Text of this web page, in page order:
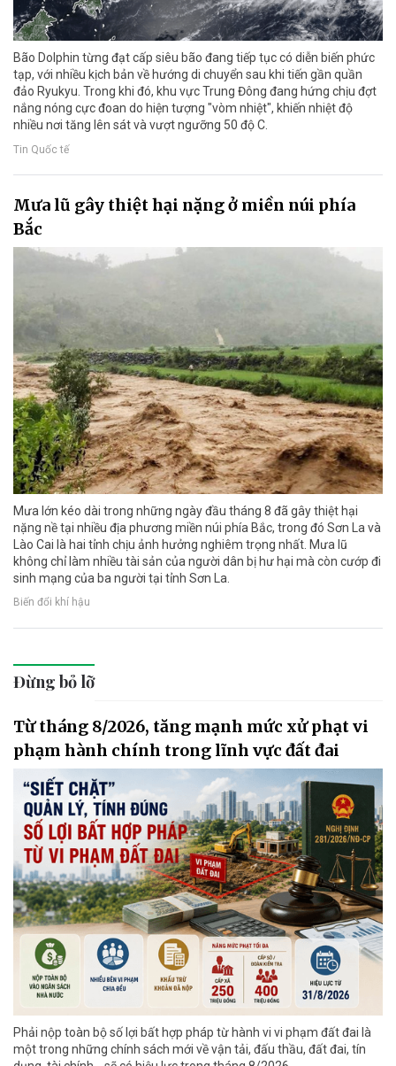
Bão Dolphin từng đạt cấp siêu bão đang tiếp tục có diễn biến phức
tạp, với nhiều kịch bản về hướng di chuyển sau khi tiến gần quần
đảo Ryukyu. Trong khi đó, khu vực Trung Đông đang hứng chịu đợt
nắng nóng cực đoan do hiện tượng "vòm nhiệt", khiến nhiệt độ
nhiều nơi tăng lên sát và vượt ngưỡng 50 độ C.
Tin Quốc tế
Mưa lũ gây thiệt hại nặng ở miền núi phía
Bắc
Mưa lớn kéo dài trong những ngày đầu tháng 8 đã gây thiệt hại
nặng nề tại nhiều địa phương miền núi phía Bắc, trong đó Sơn La và
Lào Cai là hai tỉnh chịu ảnh hưởng nghiêm trọng nhất. Mưa lũ
không chỉ làm nhiều tài sản của người dân bị hư hại mà còn cướp đi
sinh mạng của ba người tại tỉnh Sơn La.
Biến đổi khí hậu
Đừng bỏ lỡ
Từ tháng 8/2026, tăng mạnh mức xử phạt vi
phạm hành chính trong lĩnh vực đất đai
Phải nộp toàn bộ số lợi bất hợp pháp từ hành vi vi phạm đất đai là
một trong những chính sách mới về vận tải, đấu thầu, đất đai, tín